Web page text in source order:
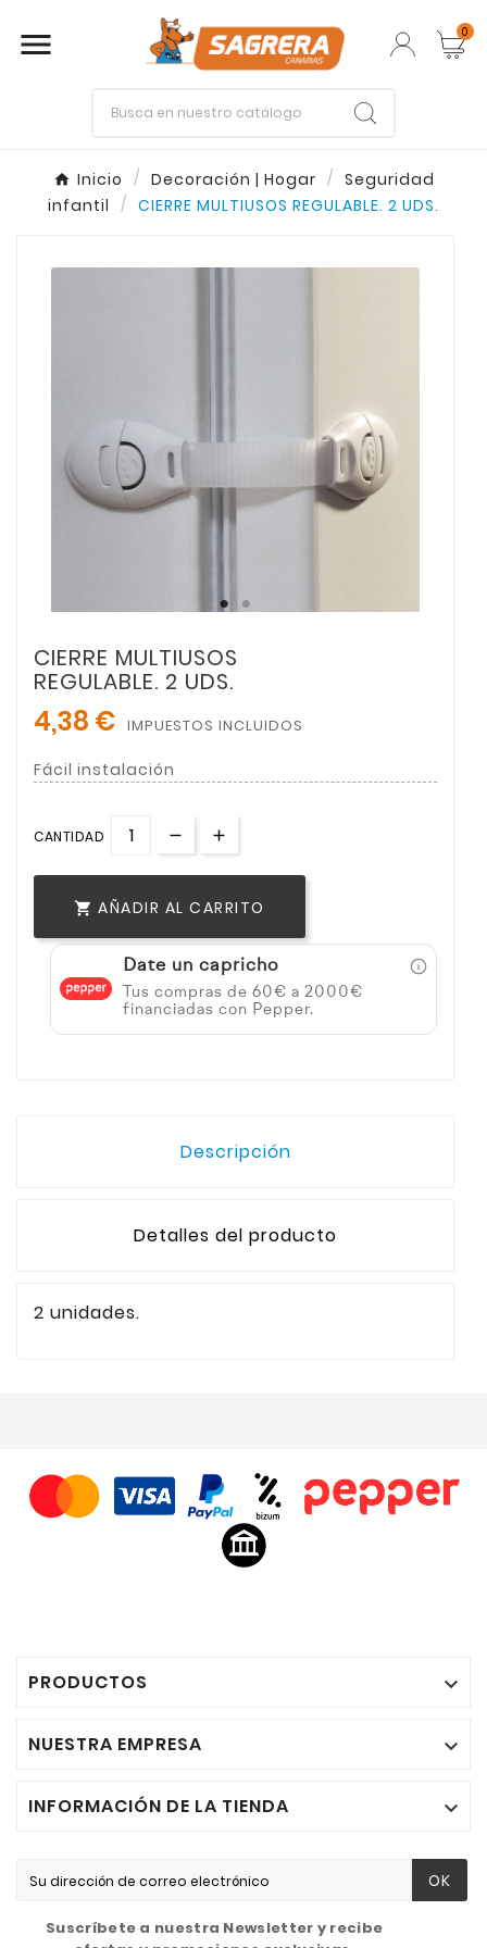
 0
Inicio Decoración | Hogar
Seguridad
infantil
CIERRE MULTIUSOS REGULABLE. 2 UDS.
CIERRE MULTIUSOS
REGULABLE. 2 UDS.
4,38 € IMPUESTOS INCLUIDOS
Fácil instalación
CANTIDAD
 AÑADIR AL CARRITO
Date un capricho
Tus compras de 60€ a 2000€
financiadas con Pepper.
Descripción
Detalles del producto
2 unidades.
PRODUCTOS 
NUESTRA EMPRESA 
INFORMACIÓN DE LA TIENDA 
OK
Suscríbete a nuestra Newsletter y recibe